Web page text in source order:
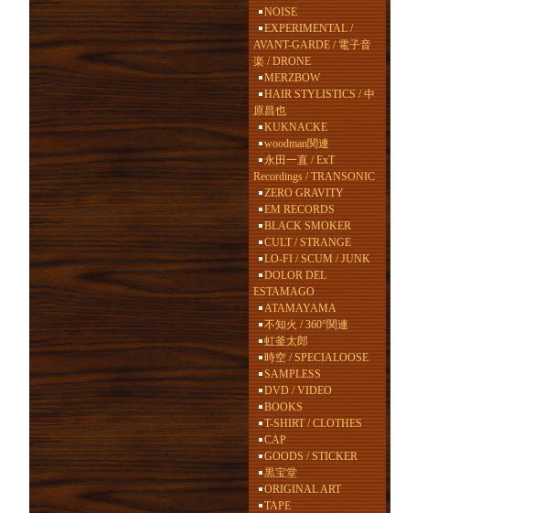
NOISE
EXPERIMENTAL /
AVANT-GARDE / 電子音
楽 / DRONE
MERZBOW
HAIR STYLISTICS / 中
原昌也
KUKNACKE
woodman関連
永田一直 / ExT
Recordings / TRANSONIC
ZERO GRAVITY
EM RECORDS
BLACK SMOKER
CULT / STRANGE
LO-FI / SCUM / JUNK
DOLOR DEL
ESTAMAGO
ATAMAYAMA
不知火 / 360°関連
虹釜太郎
時空 / SPECIALOOSE
SAMPLESS
DVD / VIDEO
BOOKS
T-SHIRT / CLOTHES
CAP
GOODS / STICKER
黒宝堂
ORIGINAL ART
TAPE